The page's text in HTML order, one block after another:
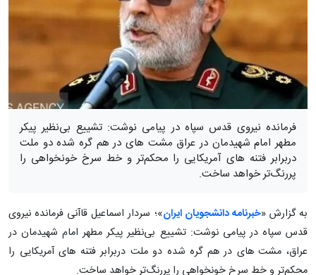
فرمانده نیروی قدس سپاه در پیامی نوشت: تشییع بی‌نظیر پیکر
مطهر امام شهیدمان در عراق مشت های در هم گره شده دو ملت
دربرابر فتنه های آمریکایی را محکم‌تر و خط سرخ خونخواهی را
پررنگ‌تر خواهد ساخت.
به گزارش «خبرنامه دانشجویان ایران»؛ سردار اسماعیل قاآنی فرمانده نیروی
قدس سپاه در پیامی نوشت: تشییع بی‌نظیر پیکر مطهر امام شهیدمان در
عراق، مشت های در هم گره شده دو ملت دربرابر فتنه های آمریکایی را
محکم‌تر و خط سرخ خونخواهی را پررنگ‌تر خواهد ساخت.